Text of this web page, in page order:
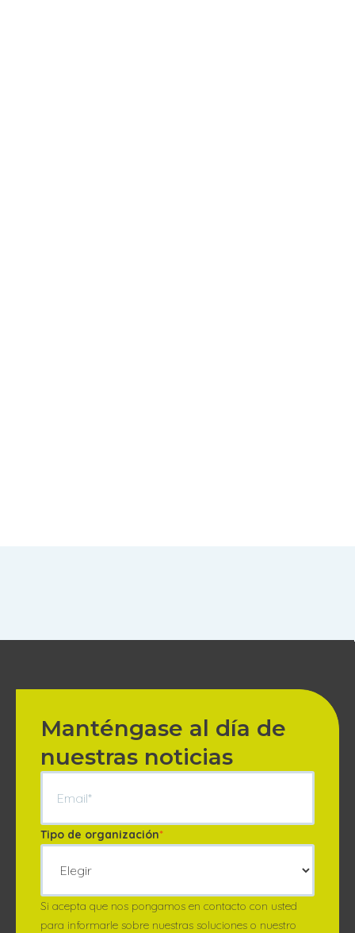
Manténgase al día de
nuestras noticias
Tipo de organización*
Si acepta que nos pongamos en contacto con usted
para informarle sobre nuestras soluciones o nuestro